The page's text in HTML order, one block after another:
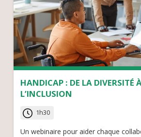
HANDICAP : DE LA DIVERSITÉ
L’INCLUSION
1h30
Un webinaire pour aider chaque